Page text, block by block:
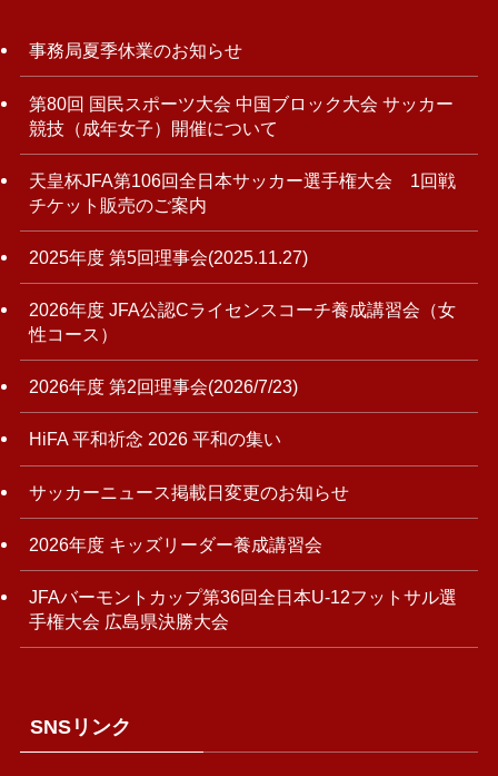
事務局夏季休業のお知らせ
第80回 国民スポーツ大会 中国ブロック大会 サッカー
競技（成年女子）開催について
天皇杯JFA第106回全日本サッカー選手権大会 1回戦
チケット販売のご案内
2025年度 第5回理事会(2025.11.27)
2026年度 JFA公認Cライセンスコーチ養成講習会（女
性コース）
2026年度 第2回理事会(2026/7/23)
HiFA 平和祈念 2026 平和の集い
サッカーニュース掲載日変更のお知らせ
2026年度 キッズリーダー養成講習会
JFAバーモントカップ第36回全日本U-12フットサル選
手権大会 広島県決勝大会
SNSリンク